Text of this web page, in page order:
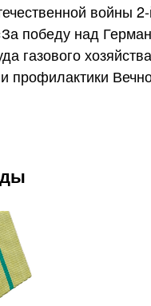
войны
победу над
газового
профилактики